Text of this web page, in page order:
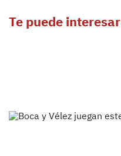
Te puede interesar